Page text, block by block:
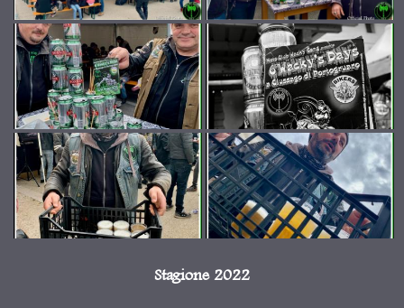
Stagione 2022